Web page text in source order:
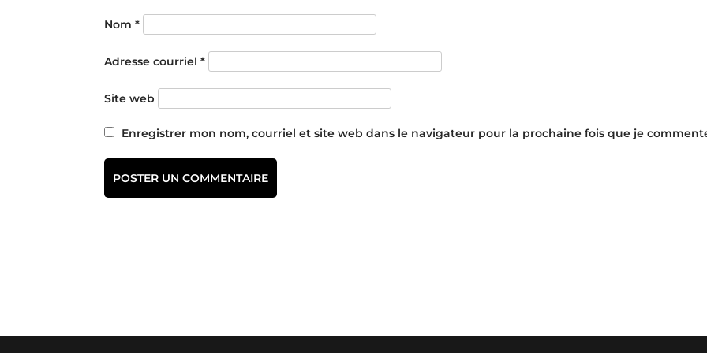
Nom *
Adresse courriel *
Site web
Enregistrer mon nom, courriel et site web dans le navigateur pour la prochaine fois que je